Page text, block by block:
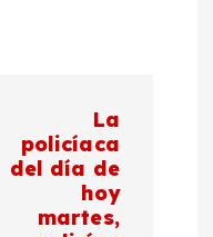
La
policíaca
del día de
hoy
martes,